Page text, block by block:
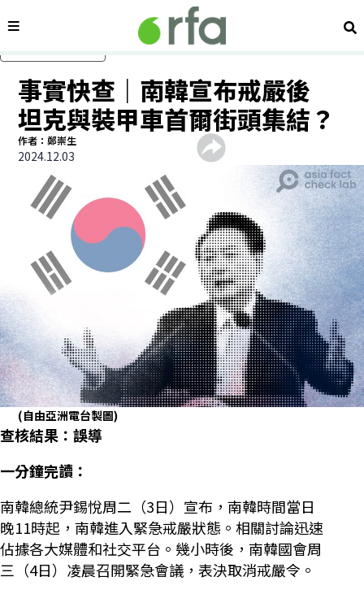
內容分類 搜
事實快查｜南韓宣布戒嚴後
坦克與裝甲車首爾街頭集結？
作者：鄭崇生
2024.12.03
(自由亞洲電台製圖)
查核結果：誤導
一分鐘完讀：
南韓總統尹錫悅周二（3日）宣布，南韓時間當日
晚11時起，南韓進入緊急戒嚴狀態。相關討論迅速
佔據各大媒體和社交平台。幾小時後，南韓國會周
三（4日）凌晨召開緊急會議，表決取消戒嚴令。